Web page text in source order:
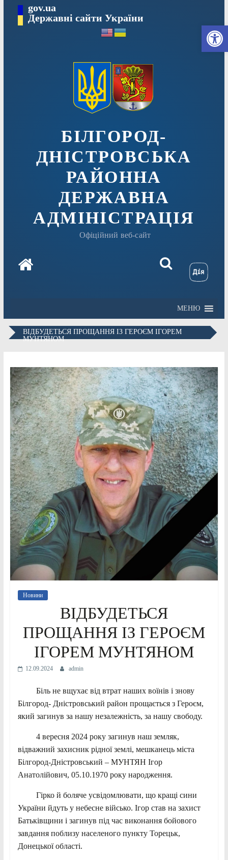
вмісту
gov.ua
Державні сайти України
БІЛГОРОД-
ДНІСТРОВСЬКА
РАЙОННА
ДЕРЖАВНА
АДМІНІСТРАЦІЯ
Офіційний веб-сайт
МЕНЮ
ВІДБУДЕТЬСЯ ПРОЩАННЯ ІЗ ГЕРОЄМ ІГОРЕМ
МУНТЯНОМ
Новини
ВІДБУДЕТЬСЯ
ПРОЩАННЯ ІЗ ГЕРОЄМ
ІГОРЕМ МУНТЯНОМ
12.09.2024 admin
Біль не вщухає від втрат наших воїнів і знову
Білгород- Дністровський район прощається з Героєм,
який загинув за нашу незалежність, за нашу свободу.
4 вересня 2024 року загинув наш земляк,
відважний захисник рідної землі, мешканець міста
Білгород-Дністровський – МУНТЯН Ігор
Анатолійович, 05.10.1970 року народження.
Гірко й боляче усвідомлювати, що кращі сини
України йдуть у небесне військо. Ігор став на захист
Батьківщини і загинув під час виконання бойового
завдання поблизу населеного пункту Торецьк,
Донецької області.